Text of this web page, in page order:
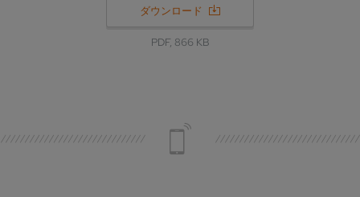
ダウンロード
PDF, 866 KB